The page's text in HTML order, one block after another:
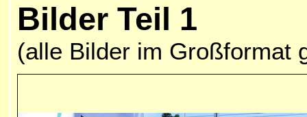
Bilder Teil 1
(alle Bilder im Großformat